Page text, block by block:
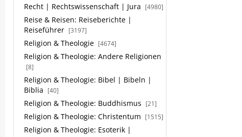
Recht | Rechtswissenschaft | Jura [4980]
Reise & Reisen: Reiseberichte |
Reiseführer [3197]
Religion & Theologie [4674]
Religion & Theologie: Andere Religionen
[8]
Religion & Theologie: Bibel | Bibeln |
Biblia
[40]
Religion & Theologie: Buddhismus [21]
Religion & Theologie: Christentum [1515]
Religion & Theologie: Esoterik |